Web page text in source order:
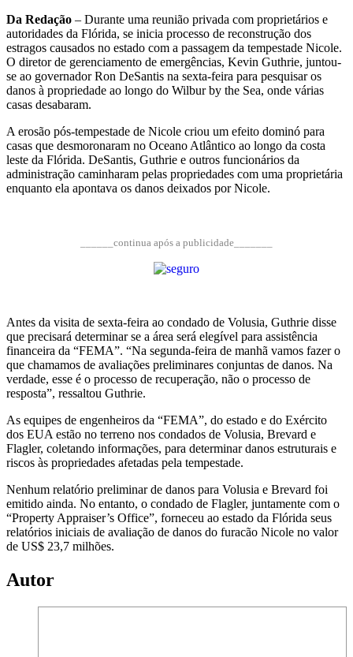
Da Redação – Durante uma reunião privada com proprietários e
autoridades da Flórida, se inicia processo de reconstrução dos
estragos causados no estado com a passagem da tempestade Nicole.
O diretor de gerenciamento de emergências, Kevin Guthrie, juntou-
se ao governador Ron DeSantis na sexta-feira para pesquisar os
danos à propriedade ao longo do Wilbur by the Sea, onde várias
casas desabaram.
A erosão pós-tempestade de Nicole criou um efeito dominó para
casas que desmoronaram no Oceano Atlântico ao longo da costa
leste da Flórida. DeSantis, Guthrie e outros funcionários da
administração caminharam pelas propriedades com uma proprietária
enquanto ela apontava os danos deixados por Nicole.
______continua após a publicidade_______
Antes da visita de sexta-feira ao condado de Volusia, Guthrie disse
que precisará determinar se a área será elegível para assistência
financeira da “FEMA”. “Na segunda-feira de manhã vamos fazer o
que chamamos de avaliações preliminares conjuntas de danos. Na
verdade, esse é o processo de recuperação, não o processo de
resposta”, ressaltou Guthrie.
As equipes de engenheiros da “FEMA”, do estado e do Exército
dos EUA estão no terreno nos condados de Volusia, Brevard e
Flagler, coletando informações, para determinar danos estruturais e
riscos às propriedades afetadas pela tempestade.
Nenhum relatório preliminar de danos para Volusia e Brevard foi
emitido ainda. No entanto, o condado de Flagler, juntamente com o
“Property Appraiser’s Office”, forneceu ao estado da Flórida seus
relatórios iniciais de avaliação de danos do furacão Nicole no valor
de US$ 23,7 milhões.
Autor